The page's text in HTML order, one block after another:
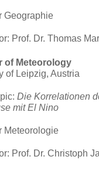
Geographie
Prof. Dr. Thomas
of Meteorology
of Leipzig, Austria
Die Korrelationen
mit El Nino
Meteorologie
Prof. Dr. Christoph